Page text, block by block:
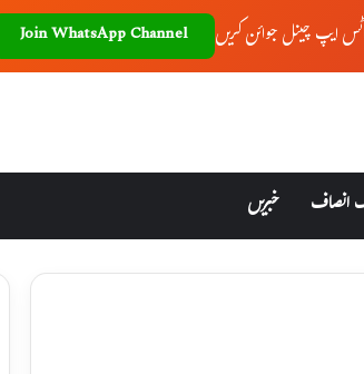
ایپ چینل جوائن کریں Join WhatsApp Channel
انصاف خبریں